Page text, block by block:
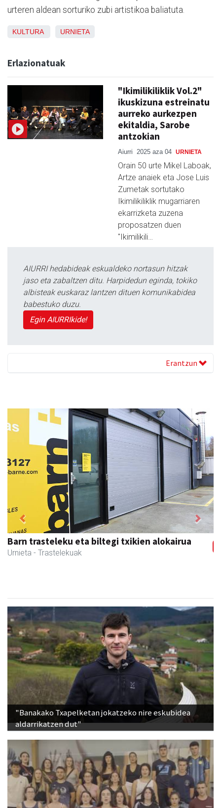
urteren aldean sorturiko zubi artistikoa baliatuta.
KULTURA URNIETA
Erlazionatuak
"Ikimilikiliklik Vol.2"
ikuskizuna estreinatu
aurreko aurkezpen
ekitaldia, Sarobe
antzokian
Aiurri 2025 aza 04 URNIETA
Orain 50 urte Mikel Laboak,
Artze anaiek eta Jose Luis
Zumetak sortutako
Ikimilikiliklik mugarriaren
ekarrizketa zuzena
proposatzen duen
"Ikimilikili…
AIURRI hedabideak eskualdeko nortasun hitzak
jaso eta zabaltzen ditu. Harpidedun eginda, tokiko
albisteak euskaraz lantzen dituen komunikabidea
babestuko duzu.
Egin AIURRIkide!
Erantzun
Barn trasteleku eta biltegi txikien alokairua
Urnieta - Trastelekuak
Previous Next
"Banakako Txapelketan jokatzeko nire eskubidea
aldarrikatzen dut"